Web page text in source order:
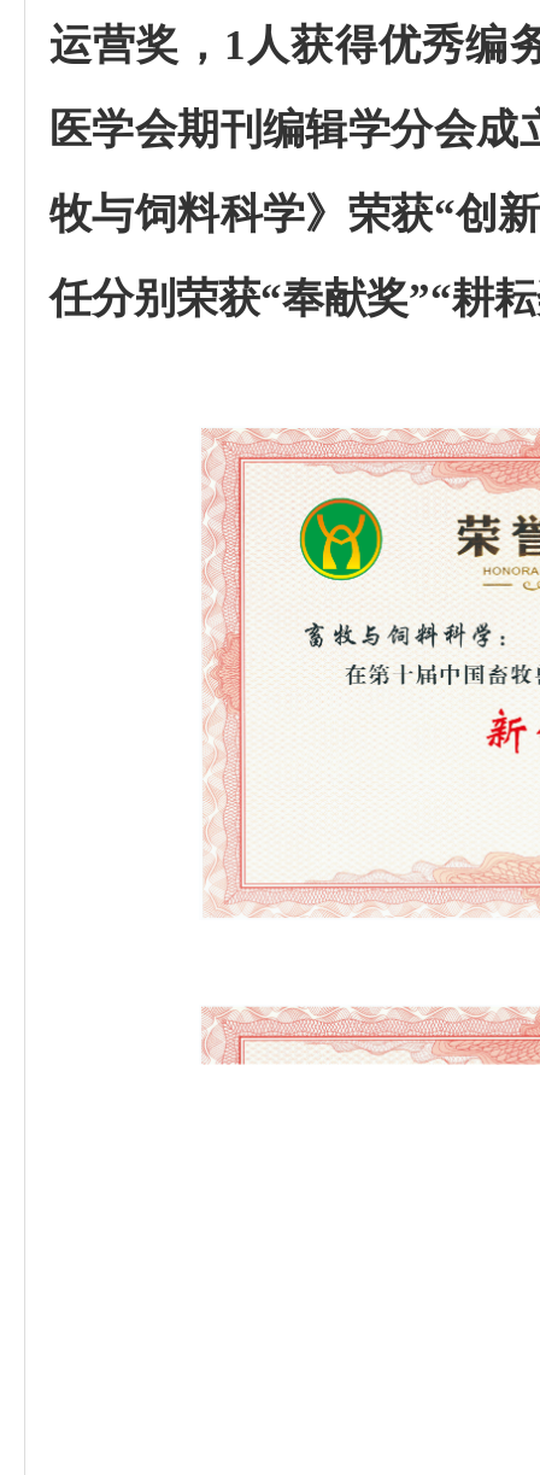
运营奖， 1人获得优秀编
医学会期刊编辑学分会成
牧与饲料科学》荣获“创
任分别荣获“奉献奖”“耕